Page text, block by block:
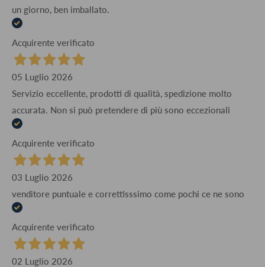
un giorno, ben imballato.
Acquirente verificato
05 Luglio 2026
Servizio eccellente, prodotti di qualità, spedizione molto
accurata. Non si può pretendere di più sono eccezionali
Acquirente verificato
03 Luglio 2026
venditore puntuale e correttisssimo come pochi ce ne sono
Acquirente verificato
02 Luglio 2026